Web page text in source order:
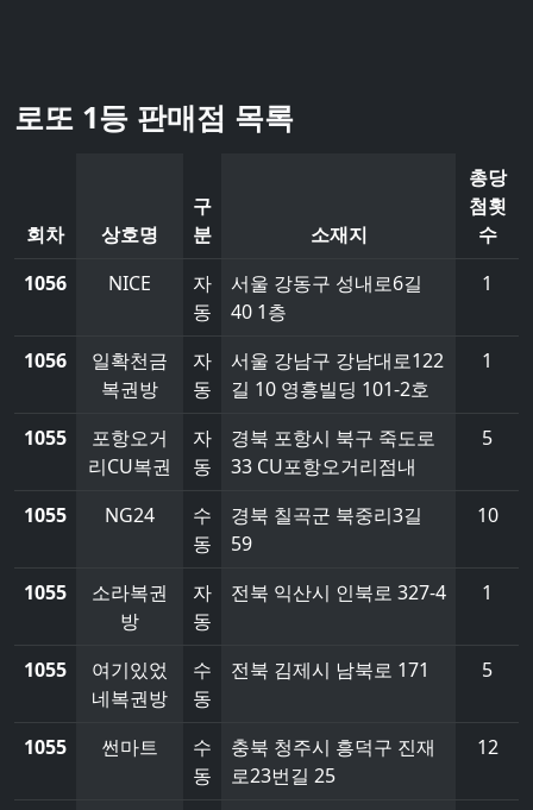
로또 1등 판매점 목록
회차 상호명
구
분
소재지
총당
첨횟
수
1056
NICE
자
동
서울 강동구 성내로6길
40 1층
1
1056
일확천금
복권방
자
동
서울 강남구 강남대로122
길 10 영흥빌딩 101-2호
1
1055
포항오거
리CU복권
자
동
경북 포항시 북구 죽도로
33 CU포항오거리점내
5
1055 NG24
수
동
경북 칠곡군 북중리3길
59
10
1055
소라복권
방
자
동
전북 익산시 인북로 327-4 1
1055
여기있었
네복권방
수
동
전북 김제시 남북로 171 5
1055 썬마트
수
동
충북 청주시 흥덕구 진재
로23번길 25
12